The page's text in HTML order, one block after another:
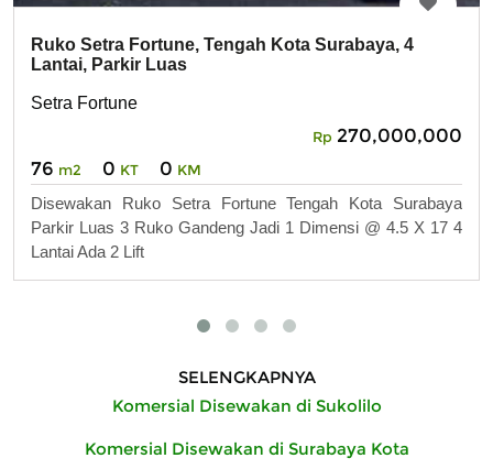
Ruko Setra Fortune, Tengah Kota Surabaya, 4
Lantai, Parkir Luas
Setra Fortune
Rp 270,000,000
76 m2 0 KT 0 KM
Disewakan Ruko Setra Fortune Tengah Kota Surabaya
Parkir Luas 3 Ruko Gandeng Jadi 1 Dimensi @ 4.5 X 17 4
Lantai Ada 2 Lift
SELENGKAPNYA
Komersial Disewakan di Sukolilo
Komersial Disewakan di Surabaya Kota